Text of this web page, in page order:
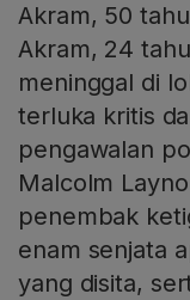
Akram, 50
Akram, 24
meninggal di
terluka kritis
pengawalan
Malcolm
penembak
enam senjata
yang disita,